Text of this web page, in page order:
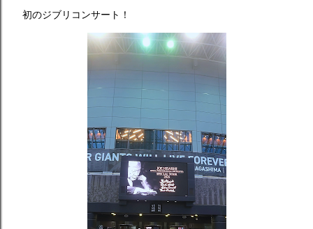
初のジブリコンサート！